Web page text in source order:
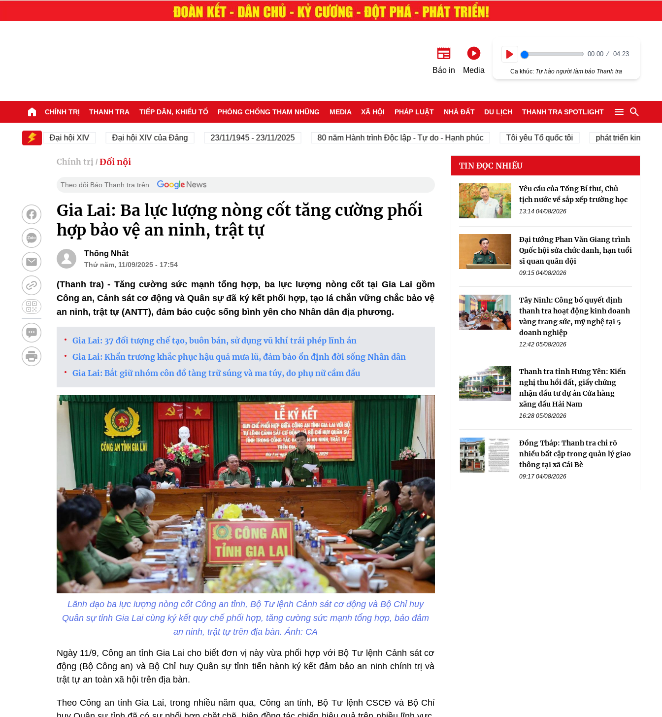
Báo in Media
00:00 04:23
Ca khúc: Tự hào người làm báo Thanh tra
CHÍNH TRỊ THANH TRA TIẾP DÂN, KHIẾU TỐ PHÒNG CHỐNG THAM NHŨNG MEDIA XÃ HỘI PHÁP LUẬT NHÀ ĐẤT DU LỊCH THANH TRA SPOTLIGHT
Đại hội XIV Đại hội XIV của Đảng 23/11/1945 - 23/11/2025 80 năm Hành trình Độc lập - Tự do - Hạnh phúc Tôi yêu Tổ quốc tôi phát triển kinh tế tư nhân
Chính trị / Đối nội
Theo dõi Báo Thanh tra trên
Gia Lai: Ba lực lượng nòng cốt tăng cường phối
hợp bảo vệ an ninh, trật tự
Thống Nhất
Thứ năm, 11/09/2025 - 17:54
(Thanh tra) - Tăng cường sức mạnh tổng hợp, ba lực lượng nòng cốt tại Gia Lai gồm
Công an, Cảnh sát cơ động và Quân sự đã ký kết phối hợp, tạo lá chắn vững chắc bảo vệ
an ninh, trật tự (ANTT), đảm bảo cuộc sống bình yên cho Nhân dân địa phương.
Gia Lai: 37 đối tượng chế tạo, buôn bán, sử dụng vũ khí trái phép lĩnh án
Gia Lai: Khẩn trương khắc phục hậu quả mưa lũ, đảm bảo ổn định đời sống Nhân dân
Gia Lai: Bắt giữ nhóm côn đồ tàng trữ súng và ma túy, do phụ nữ cầm đầu
Lãnh đạo ba lực lượng nòng cốt Công an tỉnh, Bộ Tư lệnh Cảnh sát cơ động và Bộ Chỉ huy
Quân sự tỉnh Gia Lai cùng ký kết quy chế phối hợp, tăng cường sức mạnh tổng hợp, bảo đảm
an ninh, trật tự trên địa bàn. Ảnh: CA
Ngày 11/9, Công an tỉnh Gia Lai cho biết đơn vị này vừa phối hợp với Bộ Tư lệnh Cảnh sát cơ
động (Bộ Công an) và Bộ Chỉ huy Quân sự tỉnh tiến hành ký kết đảm bảo an ninh chính trị và
trật tự an toàn xã hội trên địa bàn.
Theo Công an tỉnh Gia Lai, trong nhiều năm qua, Công an tỉnh, Bộ Tư lệnh CSCĐ và Bộ Chỉ
TIN ĐỌC NHIỀU
Yêu cầu của Tổng Bí thư, Chủ
tịch nước về sắp xếp trường học
13:14 04/08/2026
Đại tướng Phan Văn Giang trình
Quốc hội sửa chức danh, hạn tuổi
sĩ quan quân đội
09:15 04/08/2026
Tây Ninh: Công bố quyết định
thanh tra hoạt động kinh doanh
vàng trang sức, mỹ nghệ tại 5
doanh nghiệp
12:42 05/08/2026
Thanh tra tỉnh Hưng Yên: Kiến
nghị thu hồi đất, giấy chứng
nhận đầu tư dự án Cửa hàng
xăng dầu Hải Nam
16:28 05/08/2026
Đồng Tháp: Thanh tra chỉ rõ
nhiều bất cập trong quản lý giao
thông tại xã Cái Bè
09:17 04/08/2026